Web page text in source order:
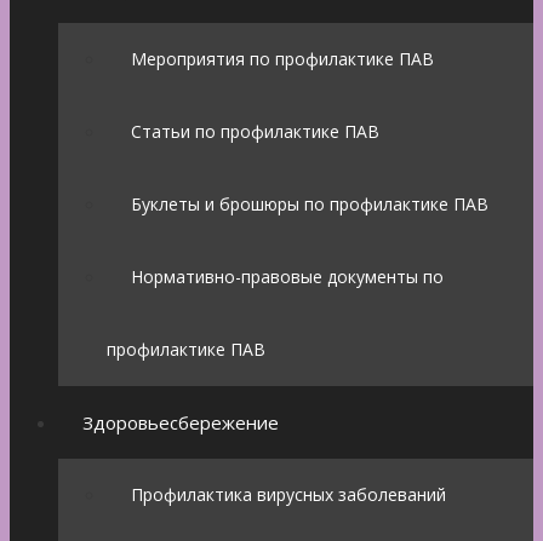
Мероприятия по профилактике ПАВ
Статьи по профилактике ПАВ
Буклеты и брошюры по профилактике ПАВ
Нормативно-правовые документы по
профилактике ПАВ
Здоровьесбережение
Профилактика вирусных заболеваний